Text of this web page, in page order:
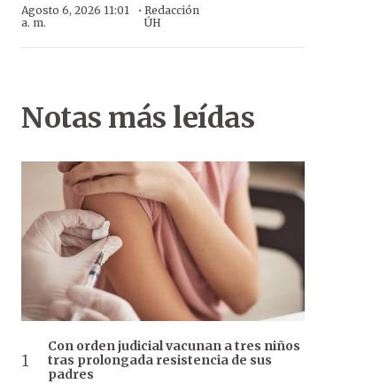
Agosto 6, 2026 11:01
a. m.
·Redacción
ÚH
Notas más leídas
Con orden judicial vacunan a tres niños
tras prolongada resistencia de sus
padres